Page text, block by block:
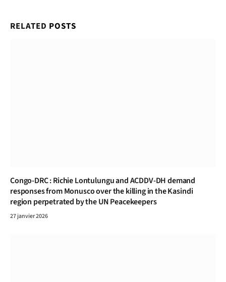
RELATED POSTS
Congo-DRC : Richie Lontulungu and ACDDV-DH demand
responses from Monusco over the killing in the Kasindi
region perpetrated by the UN Peacekeepers
27 janvier 2026